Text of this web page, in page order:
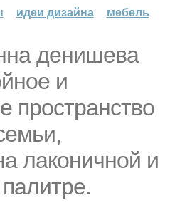
идеи дизайна мебель
денишева
и
пространство
лаконичной и